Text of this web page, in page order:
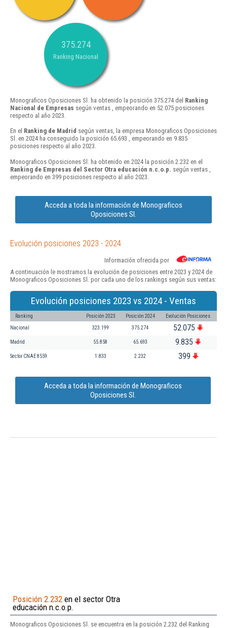
375.274
Ranking Nacional
Monograficos Oposiciones Sl. ha obtenido la posición 375.274 del Ranking
Nacional de Empresas según ventas , empeorando en 52.075 posiciones
respecto al año 2023.
En el Ranking de Madrid según ventas, la empresa Monograficos Oposiciones
Sl. en 2024 ha conseguido la posición 65.693 , empeorando en 9.835
posiciones respecto al año 2023.
Monograficos Oposiciones Sl. ha obtenido en 2024 la posición 2.232 en el
Ranking de Empresas del Sector Otra educación n.c.o.p. según ventas ,
empeorando en 399 posiciones respecto al año 2023.
Acceda a toda la información de Monograficos
Oposiciones Sl.
Evolución posiciones 2023 - 2024
Información ofrecida por
A continuación le mostramos la evolución de posiciones entre 2023 y 2024 de
Monograficos Oposiciones Sl. por cada uno de los rankings según sus ventas:
Evolución posiciones 2023 vs 2024 - Ventas
Ranking Posición 2023 Posición 2024 Evolución Posiciones
Nacional 323.199 375.274 52.075
Madrid 55.858 65.693 9.835
Sector CNAE 8559 1.833 2.232 399
Acceda a toda la información de Monograficos
Oposiciones Sl.
Posición 2.232 en el sector Otra
educación n.c.o.p.
Monograficos Oposiciones Sl. se encuentra en la posición 2.232 del Ranking